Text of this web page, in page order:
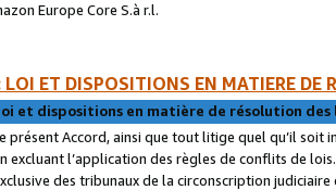
Europe Core S.à r.l.
LOI ET DISPOSITIONS EN MATIERE DE
et dispositions en matière de résolution
présent Accord, ainsi que tout litige quel qu’il soit
excluant l’application des règles de conflits de
des tribunaux de la circonscription